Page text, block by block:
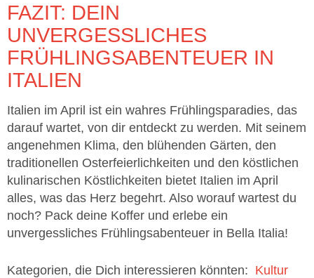
FAZIT: DEIN
UNVERGESSLICHES
FRÜHLINGSABENTEUER IN
ITALIEN
Italien im April ist ein wahres Frühlingsparadies, das
darauf wartet, von dir entdeckt zu werden. Mit seinem
angenehmen Klima, den blühenden Gärten, den
traditionellen Osterfeierlichkeiten und den köstlichen
kulinarischen Köstlichkeiten bietet Italien im April
alles, was das Herz begehrt. Also worauf wartest du
noch? Pack deine Koffer und erlebe ein
unvergessliches Frühlingsabenteuer in Bella Italia!
Kategorien, die Dich interessieren könnten: Kultur